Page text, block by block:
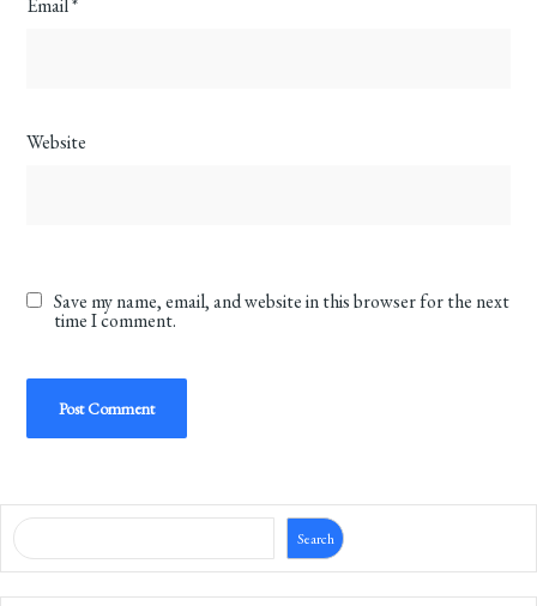
Email*
Website
Save my name, email, and website in this browser for the next
time I comment.
Search